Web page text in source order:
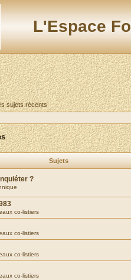
L'Espace
sujets récents
Sujets
?
co-listiers
co-listiers
co-listiers
co-listiers